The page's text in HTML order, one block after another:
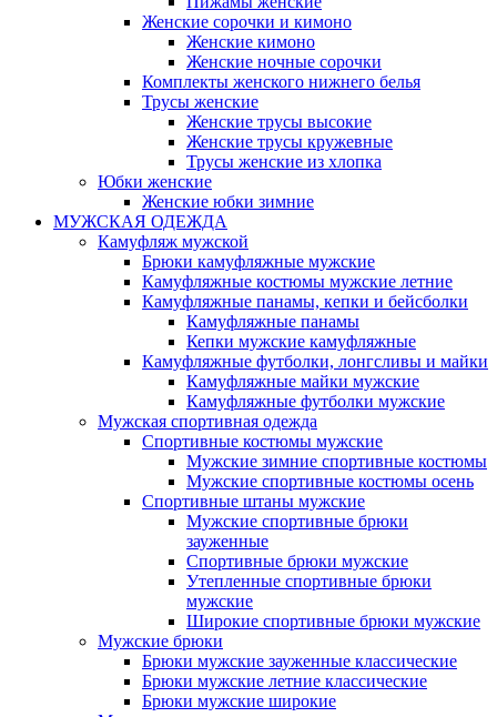
Женские сорочки и кимоно
Женские кимоно
Женские ночные сорочки
Комплекты женского нижнего белья
Трусы женские
Женские трусы высокие
Женские трусы кружевные
Трусы женские из хлопка
Юбки женские
Женские юбки зимние
МУЖСКАЯ ОДЕЖДА
Камуфляж мужской
Брюки камуфляжные мужские
Камуфляжные костюмы мужские летние
Камуфляжные панамы, кепки и бейсболки
Камуфляжные панамы
Кепки мужские камуфляжные
Камуфляжные футболки, лонгсливы и майки
Камуфляжные майки мужские
Камуфляжные футболки мужские
Мужская спортивная одежда
Спортивные костюмы мужские
Мужские зимние спортивные костюмы
Мужские спортивные костюмы осень
Спортивные штаны мужские
Мужские спортивные брюки
зауженные
Спортивные брюки мужские
Утепленные спортивные брюки
мужские
Широкие спортивные брюки мужские
Мужские брюки
Брюки мужские зауженные классические
Брюки мужские летние классические
Брюки мужские широкие